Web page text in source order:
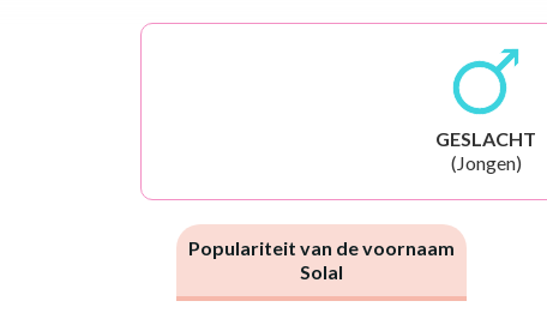
GESLACHT
(Jongen)
Populariteit van de voornaam
Solal